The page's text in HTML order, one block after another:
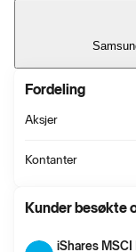
Fordeling
Aksjer
Kontanter
Kunder besøkte
iShares